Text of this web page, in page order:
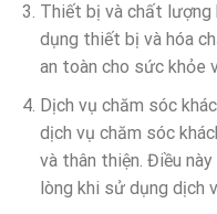
Thiết bị và chất lượng
dụng thiết bị và hóa
an toàn cho sức khỏe
Dịch vụ chăm sóc
dịch vụ chăm sóc
và thân thiện. Điều
lòng khi sử dụng dịch